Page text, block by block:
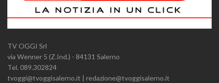
TV OGGI Srl
via Wenner 5 (Z.Ind.) - 84131 Salerno
Tel. 089.302824
tvoggi@tvoggisalerno.it | redazione@tvoggisalerno.it